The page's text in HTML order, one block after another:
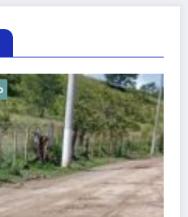
Atenção!